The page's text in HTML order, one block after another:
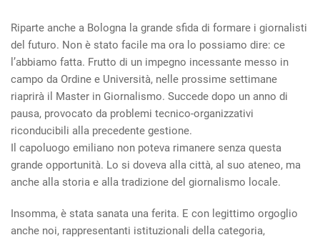
Riparte anche a Bologna la grande sfida di formare i giornalisti
del futuro. Non è stato facile ma ora lo possiamo dire: ce
l’abbiamo fatta. Frutto di un impegno incessante messo in
campo da Ordine e Università, nelle prossime settimane
riaprirà il Master in Giornalismo. Succede dopo un anno di
pausa, provocato da problemi tecnico-organizzativi
riconducibili alla precedente gestione.
Il capoluogo emiliano non poteva rimanere senza questa
grande opportunità. Lo si doveva alla città, al suo ateneo, ma
anche alla storia e alla tradizione del giornalismo locale.
Insomma, è stata sanata una ferita. E con legittimo orgoglio
anche noi, rappresentanti istituzionali della categoria,